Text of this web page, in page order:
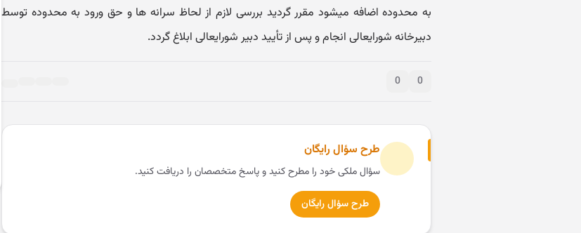
به محدوده اضافه میشود مقرر گردید بررسی لازم از لحاظ سرانه ها و حق ورود به محدوده توسط
دبیرخانه شورایعالی انجام و پس از تأیید دبیر شورایعالی ابلاغ گردد.
0
0
طرح سؤال رایگان
سؤال ملکی خود را مطرح کنید و پاسخ متخصصان را دریافت کنید.
طرح سؤال رایگان